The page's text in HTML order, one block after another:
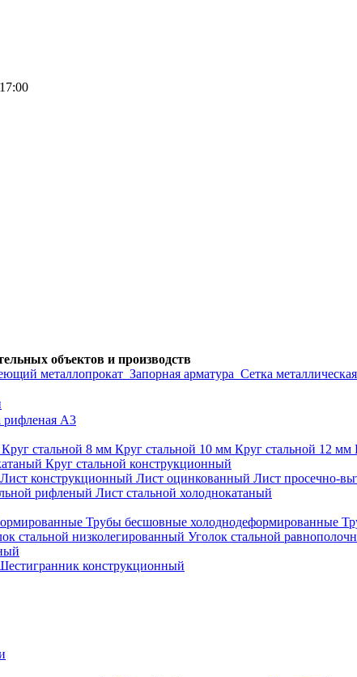
объектов и производств
металлопрокат Запорная арматура Сетка металлическая
рифленая А3
Круг стальной 8 мм Круг стальной 10 мм Круг стальной 12 мм
Круг стальной конструкционный
Лист конструкционный Лист оцинкованный Лист просечно-
рифленый Лист стальной холоднокатаный
Трубы бесшовные холоднодеформированные
стальной низколегированный Уголок стальной
конструкционный